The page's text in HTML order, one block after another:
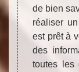
de bien
réaliser
est prêt à
des
toutes les